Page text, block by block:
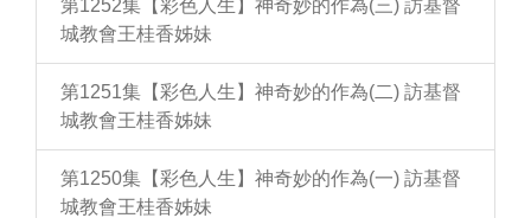
第1252集【彩色人生】神奇妙的作為(三) 訪基督
城教會王桂香姊妹
第1251集【彩色人生】神奇妙的作為(二) 訪基督
城教會王桂香姊妹
第1250集【彩色人生】神奇妙的作為(一) 訪基督
城教會王桂香姊妹